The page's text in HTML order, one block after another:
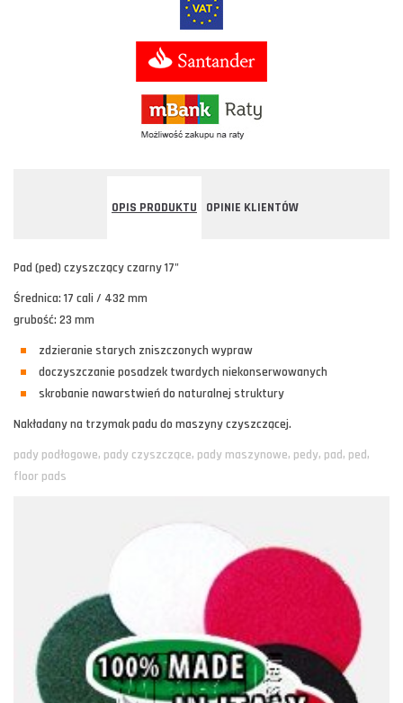
OPIS PRODUKTU OPINIE KLIENTÓW
Pad (ped) czyszczący czarny 17"
Średnica: 17 cali / 432 mm
grubość: 23 mm
zdzieranie starych zniszczonych wypraw
doczyszczanie posadzek twardych niekonserwowanych
skrobanie nawarstwień do naturalnej struktury
Nakładany na trzymak padu do maszyny czyszczącej.
pady podłogowe, pady czyszczące, pady maszynowe, pedy, pad, ped,
floor pads